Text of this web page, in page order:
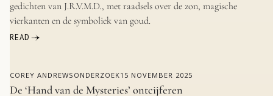
gedichten van J.R.V.M.D., met raadsels over de zon, magische
vierkanten en de symboliek van goud.
READ
COREY ANDREWS ONDERZOEK15 NOVEMBER 2025
De ‘Hand van de Mysteries’ ontcijferen